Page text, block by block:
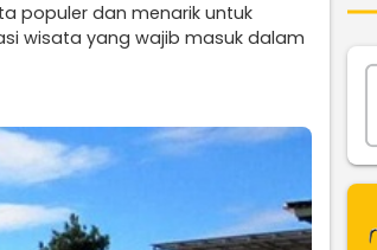
populer dan menarik untuk
wisata yang wajib masuk dalam